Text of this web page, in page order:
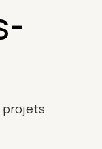
projets